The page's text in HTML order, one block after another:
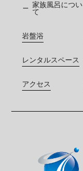
家族風呂につい
て
岩盤浴
レンタルスペース
アクセス